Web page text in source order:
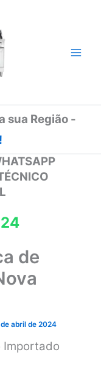
sua Região -
de
abril de 2024
Importado